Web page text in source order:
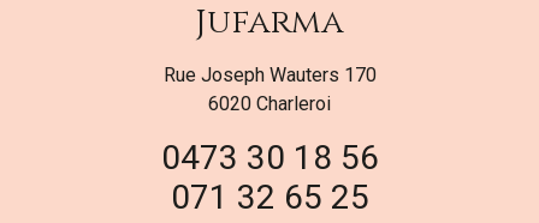
Jufarma
Rue Joseph Wauters 170
6020 Charleroi
0473 30 18 56
071 32 65 25